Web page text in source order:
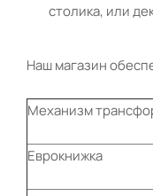
столика, или
Наш магазин
Механизм
Еврокнижка